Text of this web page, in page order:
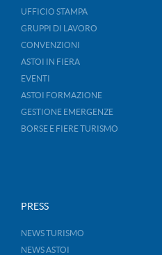
UFFICIO STAMPA
GRUPPI DI LAVORO
CONVENZIONI
ASTOI IN FIERA
EVENTI
ASTOI FORMAZIONE
GESTIONE EMERGENZE
BORSE E FIERE TURISMO
PRESS
NEWS TURISMO
NEWS ASTOI